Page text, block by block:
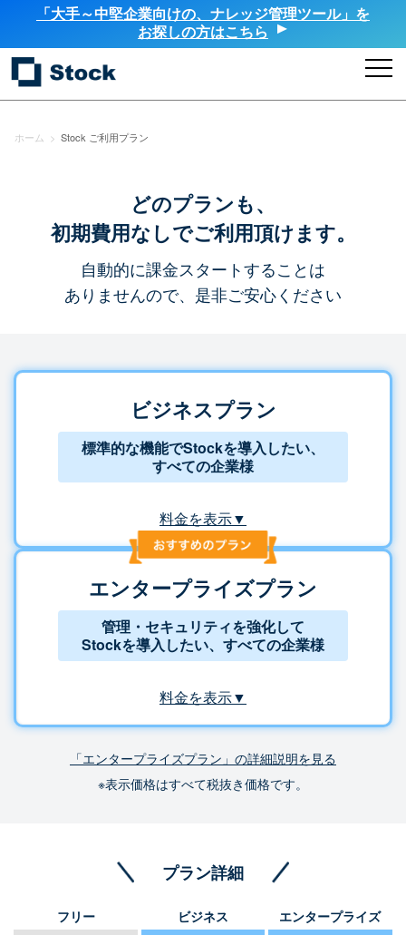
「大手～中堅企業向けの、ナレッジ管理ツール」を
お探しの方はこちら
ホーム > Stock ご利用プラン
どのプランも、
初期費用なしでご利用頂けます。
自動的に課金スタートすることは
ありませんので、是非ご安心ください
ビジネスプラン
標準的な機能でStockを導入したい、
すべての企業様
料金を表示▼
エンタープライズプラン
管理・セキュリティを強化して
Stockを導入したい、すべての企業様
料金を表示▼
「エンタープライズプラン」の詳細説明を見る
※表示価格はすべて税抜き価格です。
プラン詳細
フリー ビジネス エンタープライズ